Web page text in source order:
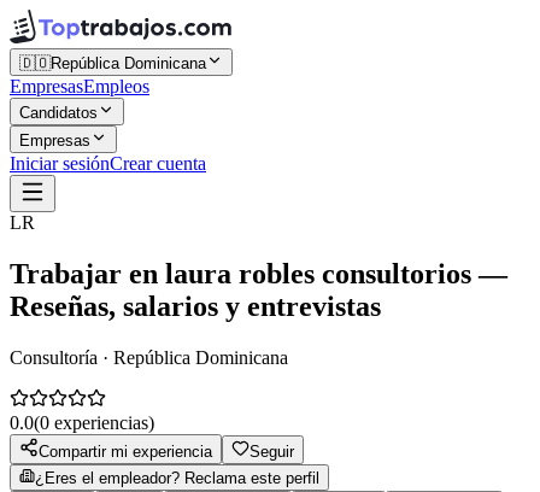
🇩🇴República Dominicana
EmpresasEmpleos
Candidatos
Empresas
Iniciar sesiónCrear cuenta
LR
Trabajar en laura robles consultorios—
Reseñas, salarios y entrevistas
Consultoría · República Dominicana
0.0(0 experiencias)
Compartir mi experiencia
Seguir
¿Eres el empleador? Reclama este perfil